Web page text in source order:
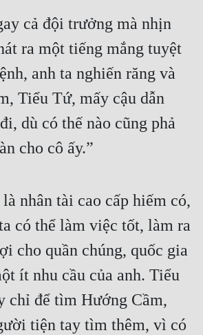
cả đội trưởng mà nhịn
ra một tiếng mắng tuyệt
anh ta nghiến răng và
Tiểu Tứ, mấy cậu dẫn
dù có thế nào cũng phả
cho cô ấy.”
nhân tài cao cấp hiếm có,
có thể làm việc tốt, làm ra
cho quần chúng, quốc gia
ít nhu cầu của anh. Tiểu
chỉ để tìm Hướng Cầm,
tiện tay tìm thêm, vì có